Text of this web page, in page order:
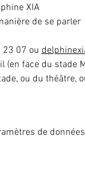
XIA
de se parler
23 07 ou
(en face du stade
ou du
de